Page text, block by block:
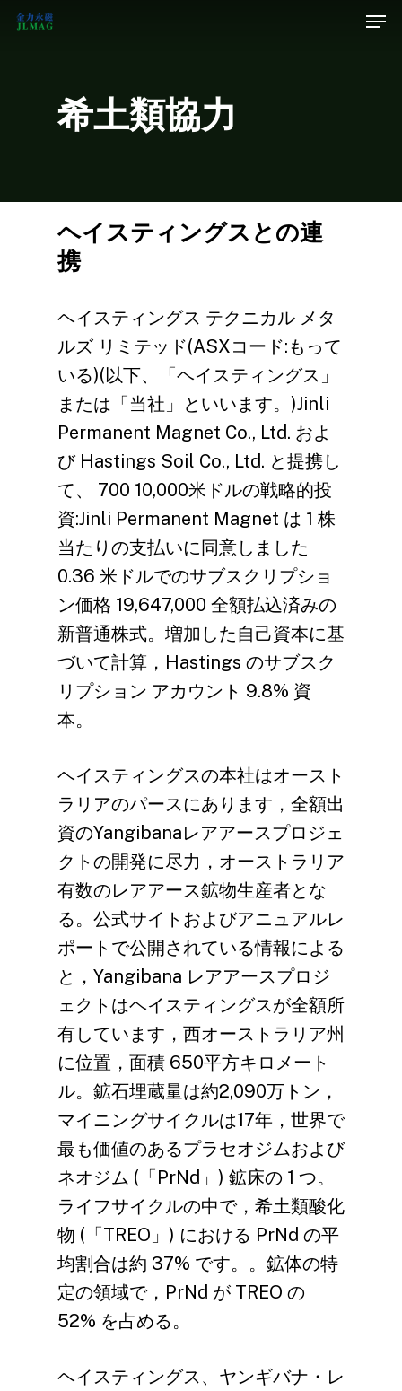
希土類協力
ヘイスティングスとの連
携
ヘイスティングス テクニカル メタ
ルズ リミテッド(ASXコード:もって
いる)(以下、「ヘイスティングス」
または「当社」といいます。)Jinli
Permanent Magnet Co., Ltd. およ
び Hastings Soil Co., Ltd. と提携し
て、 700 10,000米ドルの戦略的投
資:Jinli Permanent Magnet は 1 株
当たりの支払いに同意しました
0.36 米ドルでのサブスクリプショ
ン価格 19,647,000 全額払込済みの
新普通株式。増加した自己資本に基
づいて計算，Hastings のサブスク
リプション アカウント 9.8% 資
本。
ヘイスティングスの本社はオースト
ラリアのパースにあります，全額出
資のYangibanaレアアースプロジェ
クトの開発に尽力，オーストラリア
有数のレアアース鉱物生産者とな
る。公式サイトおよびアニュアルレ
ポートで公開されている情報による
と，Yangibana レアアースプロジ
ェクトはヘイスティングスが全額所
有しています，西オーストラリア州
に位置，面積 650平方キロメート
ル。鉱石埋蔵量は約2,090万トン，
マイニングサイクルは17年，世界で
最も価値のあるプラセオジムおよび
ネオジム (「PrNd」) 鉱床の 1 つ。
ライフサイクルの中で，希土類酸化
物 (「TREO」) における PrNd の平
均割合は約 37% です。。鉱体の特
定の領域で，PrNd が TREO の
52% を占める。
ヘイスティングス、ヤンギバナ・レ
フロントページ
私たちについて
会社概要
生産ベース
開発履歴
企業の栄誉
資格認証
製品センター
磁気材料
磁気成分
磁気装置
製品アプリケーション
高度な製造
イノベーションケース
生産機器
テスト機器
持続可能な開発
ESGレポート
希土類協力
会社のニュース
最新ニュース
お問い合わせ
JL Mag Innovation